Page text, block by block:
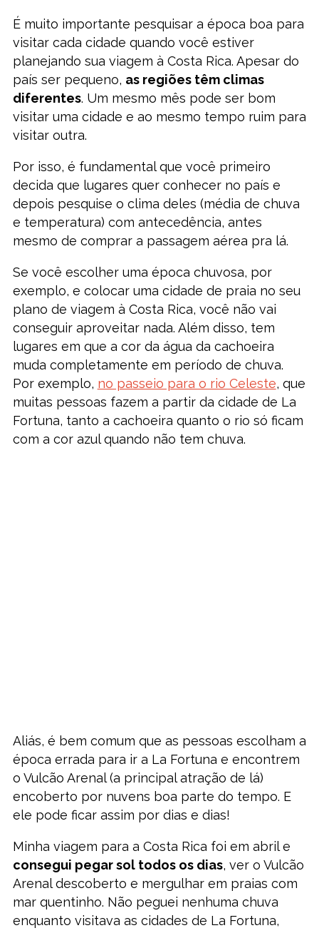
É muito importante pesquisar a época boa para
visitar cada cidade quando você estiver
planejando sua viagem à Costa Rica. Apesar do
país ser pequeno, as regiões têm climas
diferentes. Um mesmo mês pode ser bom
visitar uma cidade e ao mesmo tempo ruim para
visitar outra.
Por isso, é fundamental que você primeiro
decida que lugares quer conhecer no país e
depois pesquise o clima deles (média de chuva
e temperatura) com antecedência, antes
mesmo de comprar a passagem aérea pra lá.
Se você escolher uma época chuvosa, por
exemplo, e colocar uma cidade de praia no seu
plano de viagem à Costa Rica, você não vai
conseguir aproveitar nada. Além disso, tem
lugares em que a cor da água da cachoeira
muda completamente em período de chuva.
Por exemplo, no passeio para o rio Celeste, que
muitas pessoas fazem a partir da cidade de La
Fortuna, tanto a cachoeira quanto o rio só ficam
com a cor azul quando não tem chuva.
Aliás, é bem comum que as pessoas escolham a
época errada para ir a La Fortuna e encontrem
o Vulcão Arenal (a principal atração de lá)
encoberto por nuvens boa parte do tempo. E
ele pode ficar assim por dias e dias!
Minha viagem para a Costa Rica foi em abril e
consegui pegar sol todos os dias, ver o Vulcão
Arenal descoberto e mergulhar em praias com
mar quentinho. Não peguei nenhuma chuva
enquanto visitava as cidades de La Fortuna,